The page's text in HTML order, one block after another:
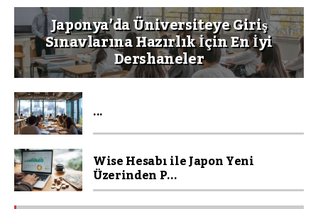
Japonya’da Üniversiteye Giriş
Sınavlarına Hazırlık İçin En İyi
Dershaneler
...
Wise Hesabı ile Japon Yeni
Üzerinden P...